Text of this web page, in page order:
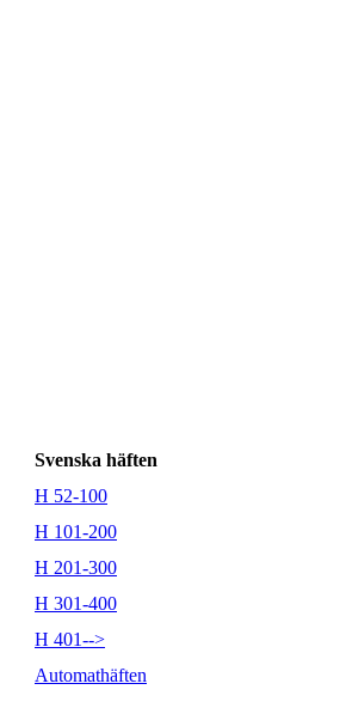
Svenska häften
H 52-100
H 101-200
H 201-300
H 301-400
H 401-->
Automathäften